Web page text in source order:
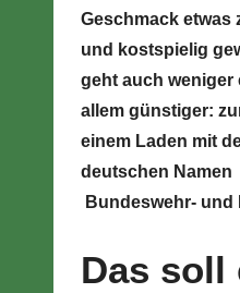
Geschmack etwas
und kostspielig
geht auch weniger
allem günstiger:
einem Laden mit
deutschen Namen
Bundeswehr- und
Das soll